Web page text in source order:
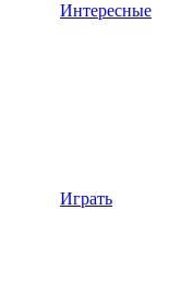
Интересные
Играть